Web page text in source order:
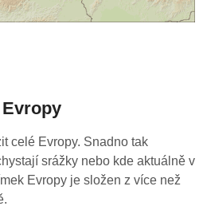
celé Evropy. Snadno tak
srážky nebo kde aktuálně v
Evropy je složen z více než